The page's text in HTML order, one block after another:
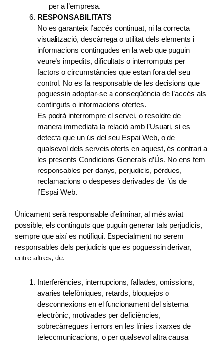
per a l’empresa.
RESPONSABILITATS
No es garanteix l’accés continuat, ni la correcta
visualització, descàrrega o utilitat dels elements i
informacions contingudes en la web que puguin
veure’s impedits, dificultats o interromputs per
factors o circumstàncies que estan fora del seu
control. No es fa responsable de les decisions que
poguessin adoptar-se a conseqüència de l’accés als
continguts o informacions ofertes.
Es podrà interrompre el servei, o resoldre de
manera immediata la relació amb l’Usuari, si es
detecta que un ús del seu Espai Web, o de
qualsevol dels serveis oferts en aquest, és contrari a
les presents Condicions Generals d’Ús. No ens fem
responsables per danys, perjudicis, pèrdues,
reclamacions o despeses derivades de l’ús de
l’Espai Web.
Únicament serà responsable d’eliminar, al més aviat
possible, els continguts que puguin generar tals perjudicis,
sempre que així es notifiqui. Especialment no serem
responsables dels perjudicis que es poguessin derivar,
entre altres, de:
Interferències, interrupcions, fallades, omissions,
avaries telefòniques, retards, bloquejos o
desconnexions en el funcionament del sistema
electrònic, motivades per deficiències,
sobrecàrregues i errors en les línies i xarxes de
telecomunicacions, o per qualsevol altra causa